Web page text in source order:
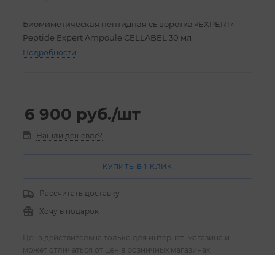
Биомиметическая пептидная сыворотка «EXPERT»
Peptide Expert Ampoule CELLABEL 30 мл
Подробности
6 900 руб./шт
Нашли дешевле?
КУПИТЬ В 1 КЛИК
Рассчитать доставку
Хочу в подарок
Цена действительна только для интернет-магазина и
может отличаться от цен в розничных магазинах